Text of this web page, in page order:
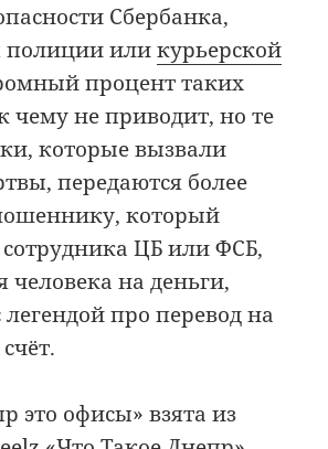
Сбербанка,
полиции иликурьерской
процент таких
чему не приводит, но те
которые вызвали
передаются более
который
ЦБ или ФСБ,
человека на деньги,
про перевод на
это офисы» взята из